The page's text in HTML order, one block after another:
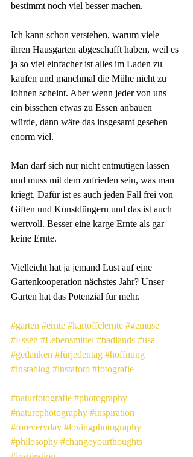
bestimmt noch viel besser machen.
Ich kann schon verstehen, warum viele
ihren Hausgarten abgeschafft haben, weil es
ja so viel einfacher ist alles im Laden zu
kaufen und manchmal die Mühe nicht zu
lohnen scheint. Aber wenn jeder von uns
ein bisschen etwas zu Essen anbauen
würde, dann wäre das insgesamt gesehen
enorm viel.
Man darf sich nur nicht entmutigen lassen
und muss mit dem zufrieden sein, was man
kriegt. Dafür ist es auch jeden Fall frei von
Giften und Kunstdüngern und das ist auch
wertvoll. Besser eine karge Ernte als gar
keine Ernte.
Vielleicht hat ja jemand Lust auf eine
Gartenkooperation nächstes Jahr? Unser
Garten hat das Potenzial für mehr.
#garten #ernte #kartoffelernte #gemüse
#Essen #Lebensmittel #badlands #usa
#gedanken #fürjedentag #hoffnung
#instablog #instafoto #fotografie
#naturfotografie #photography
#naturephotography #inspiration
#foreveryday #lovingphotography
#philosophy #changeyourthoughts